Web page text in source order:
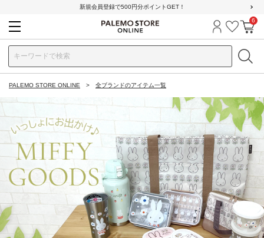
新規会員登録で500円分ポイントGET！
ログイン
お気に
カ
6
PALEMO STORE ONLINE 全ブランドのアイテム一覧